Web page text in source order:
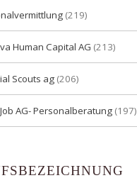
(219)
Human Capital AG (213)
Scouts ag (206)
AG- Personalberatung (197)